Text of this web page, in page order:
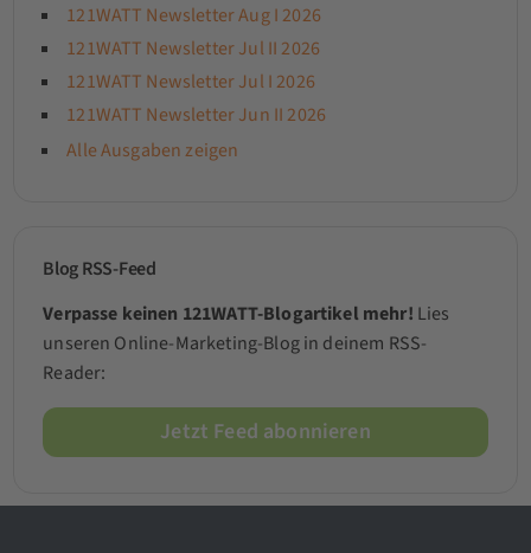
121WATT Newsletter Aug I 2026
121WATT Newsletter Jul II 2026
121WATT Newsletter Jul I 2026
121WATT Newsletter Jun II 2026
Alle Ausgaben zeigen
Blog RSS-Feed
Verpasse keinen 121WATT-Blogartikel mehr! Lies
unseren Online-Marketing-Blog in deinem RSS-
Reader:
Jetzt Feed abonnieren